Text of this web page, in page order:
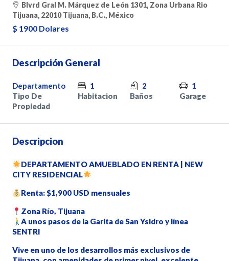
Blvrd Gral M. Márquez de León 1301, Zona Urbana Rio
Tijuana, 22010 Tijuana, B.C., México
$ 1900 Dolares
Descripción General
Departamento
Tipo De
Propiedad
1
Habitacion
2
Baños
1
Garage
Descripcion
DEPARTAMENTO AMUEBLADO EN RENTA | NEW
CITY RESIDENCIAL
Renta: $1,900 USD mensuales
Zona Río, Tijuana
A unos pasos de la Garita de San Ysidro y línea
SENTRI
Vive en uno de los desarrollos más exclusivos de